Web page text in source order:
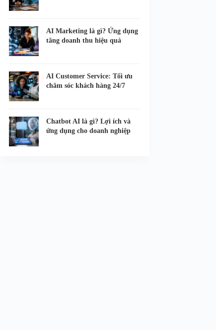
AI Marketing là gì? Ứng dụng
tăng doanh thu hiệu quả
AI Customer Service: Tối ưu
chăm sóc khách hàng 24/7
Chatbot AI là gì? Lợi ích và
ứng dụng cho doanh nghiệp